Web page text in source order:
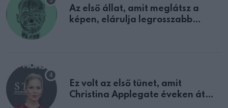
Az első állat, amit meglátsz a
képen, elárulja legrosszabb
Ez volt az első tünet, amit
Christina Applegate éveken át